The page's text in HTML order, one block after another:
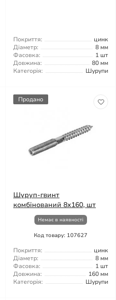
Покриття:
цинк
Діаметр:
8 мм
Фасовка:
1 шт
Довжина:
80 мм
Категорія:
Шурупи
Продано
Шуруп-гвинт
комбінований 8x160, шт
Немає в наявності
Код товару: 107627
Покриття:
цинк
Діаметр:
8 мм
Фасовка:
1 шт
Довжина:
160 мм
Категорія:
Шурупи